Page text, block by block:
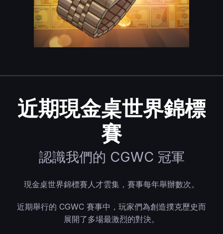
近期現金桌世界錦標
賽
認識我們的 CGWC 冠軍
現金桌世界錦標賽人才雲集，賽事每年舉辦數次。
近期舉行的 CGWC 賽事中，玩家們為創造撲克歷史而
展開了多場最激烈的對決。